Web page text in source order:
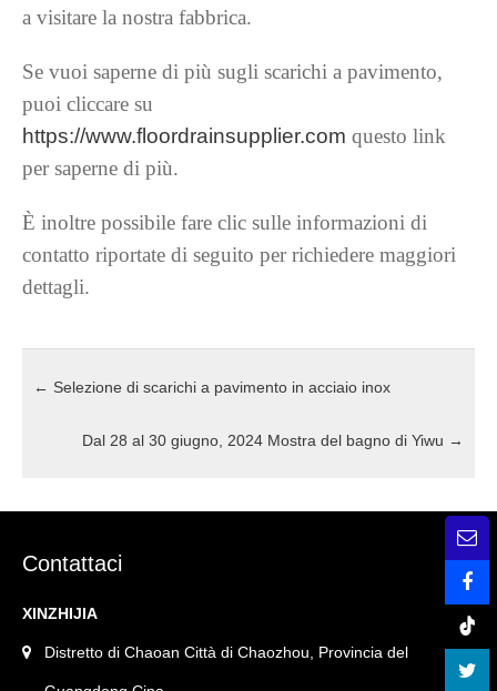
a visitare la nostra fabbrica.
Se vuoi saperne di più sugli scarichi a pavimento,
puoi cliccare su
https://www.floordrainsupplier.com questo link
per saperne di più.
È inoltre possibile fare clic sulle informazioni di
contatto riportate di seguito per richiedere maggiori
dettagli.
← Selezione di scarichi a pavimento in acciaio inox
Dal 28 al 30 giugno, 2024 Mostra del bagno di Yiwu →
Contattaci
XINZHIJIA
Distretto di Chaoan Città di Chaozhou, Provincia del